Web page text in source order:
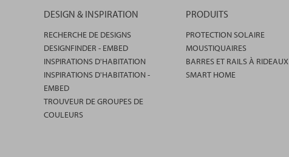
DESIGN & INSPIRATION
RECHERCHE DE DESIGNS
DESIGNFINDER - EMBED
INSPIRATIONS D'HABITATION
INSPIRATIONS D'HABITATION -
EMBED
TROUVEUR DE GROUPES DE
COULEURS
PRODUITS
PROTECTION SOLAIRE
MOUSTIQUAIRES
BARRES ET RAILS À RIDEAUX
SMART HOME